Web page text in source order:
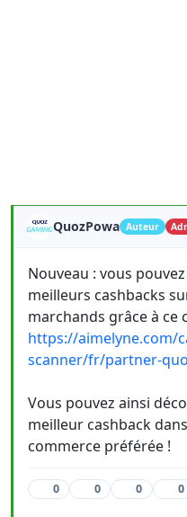
QuozPowa Auteur
Nouveau : vous
meilleurs cashbacks
marchands grâce à ce
https://aimelyne.com/
scanner/fr/partner-
Vous pouvez ainsi
meilleur cashback
commerce préférée !
0 0 0 0